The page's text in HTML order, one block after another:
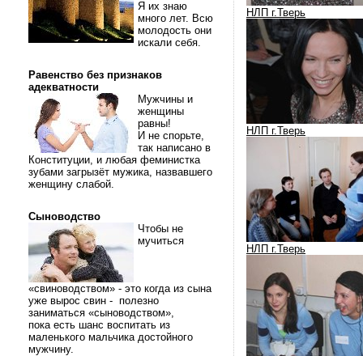
Я их знаю
много лет. Всю
молодость они
искали себя.
Равенство без признаков
адекватности
Мужчины и
женщины
равны!
И не спорьте,
так написано в
Конституции, и любая феминистка
зубами загрызёт мужика, назвавшего
женщину слабой.
Сыноводство
Чтобы не
мучиться
«свиноводством» - это когда из сына
уже вырос свин - полезно
заниматься «сыноводством»,
пока есть шанс воспитать из
маленького мальчика достойного
мужчину.
НЛП г.Тверь
НЛП г.Тверь
НЛП г.Тверь